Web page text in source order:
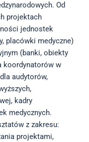
Od
projektach
jednostek
placówki medyczne)
(banki, obiekty
koordynatorów w
audytorów,
kadry
medycznych.
z zakresu:
projektami,